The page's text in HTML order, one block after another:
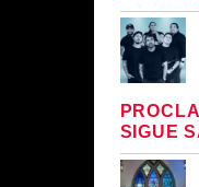
SIGUE